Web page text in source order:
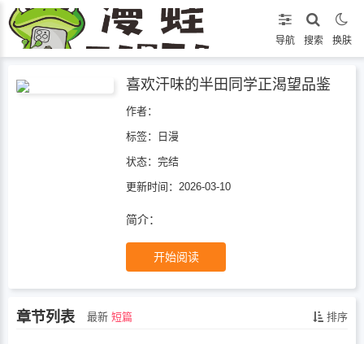
导航 搜索 换肤
喜欢汗味的半田同学正渴望品鉴
作者：
标签： 日漫
状态： 完结
更新时间：2026-03-10
简介：
开始阅读
章节列表 最新 短篇 排序